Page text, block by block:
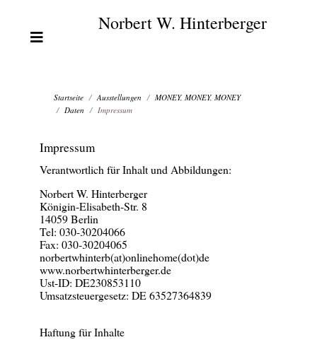
Norbert W. Hinterberger
Startseite Ausstellungen
MONEY, MONEY, MONEY
Daten
Impressum
Impressum
Verantwortlich für Inhalt und Abbildungen:
Norbert W. Hinterberger
Königin-Elisabeth-Str. 8
14059 Berlin
Tel: 030-30204066
Fax: 030-30204065
norbertwhinterb(at)onlinehome(dot)de
www.norbertwhinterberger.de
Ust-ID: DE230853110
Umsatzsteuergesetz: DE 63527364839
Haftung für Inhalte